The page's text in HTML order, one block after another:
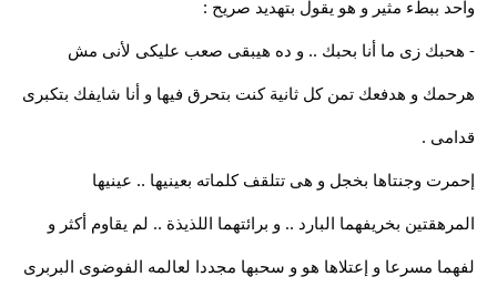
واحد ببطء مثير و هو يقول بتهديد صريح :
- هحبك زى ما أنا بحبك .. و ده هيبقى صعب عليكى لأنى مش
هرحمك و هدفعك تمن كل ثانية كنت بتحرق فيها و أنا شايفك بتكبرى
قدامى .
إحمرت وجنتاها بخجل و هى تتلقف كلماته بعينيها .. عينيها
المرهقتين بخريفهما البارد .. و برائتهما اللذيذة .. لم يقاوم أكثر و
لفهما مسرعا و إعتلاها هو و سحبها مجددا لعالمه الفوضوى البربرى